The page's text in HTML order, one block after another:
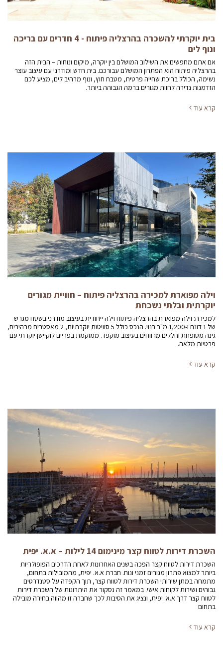
בית יוקרתי להשכרה בהרצליה פיתוח - 4 חדרים עם בריכה
ונוף לים
אם אתם מחפשים את השילוב המושלם בין יוקרה, מיקום ונוחות – הבית הזה
בהרצליה פיתוח הוא הפתרון המושלם עבורכם. בית חדש ומודרני עם עיצוב עוצר
נשימה, הכולל בריכת שחייה פרטית, מטבח חוץ, ונוף מרהיב לים, מציע לכם
הזדמנות נדירה לחוות מגורים ברמה הגבוהה ביותר.
קרא עוד
וילה מפוארת למכירה בהרצליה פיתוח – חוויית מגורים
יוקרתית ובלתי נשכחת
למכירה: וילה מפוארת בהרצליה פיתוח וילה ייחודית בעיצוב מודרני בשטח מגרש
של 1 דונם ו-1,200 מ"ר בנוי. הנכס כולל 5 סוויטות יוקרתיות, 2 מאסטרים מרהיבים,
גינה מטופחת וחללים מרווחים בעיצוב מוקפד. ממוקמת בפריים לוקיישן יוקרתי עם
פרטיות מלאה.
קרא עוד
השכרת דירות לטווח קצר מינימום 14 לילות – א.א. יפית
השכרת דירות לטווח קצר הפכה בשנים האחרונות לאחת הדרכים הפופולריות
ביותר למצוא פתרון מגורים זמני ונוח. חברת א.א. יפית, מהמובילות בתחום,
מתמחה במתן שירותי השכרת דירות לטווח קצר, תוך הקפדה על סטנדרטים
גבוהים ושירות לקוחות אישי. במאמר זה נסקור את היתרונות של השכרת דירות
לטווח קצר דרך א.א. יפית, ונציג את הסיבות לכך שחברה זו מהווה בחירה מובילה
בתחום
קרא עוד